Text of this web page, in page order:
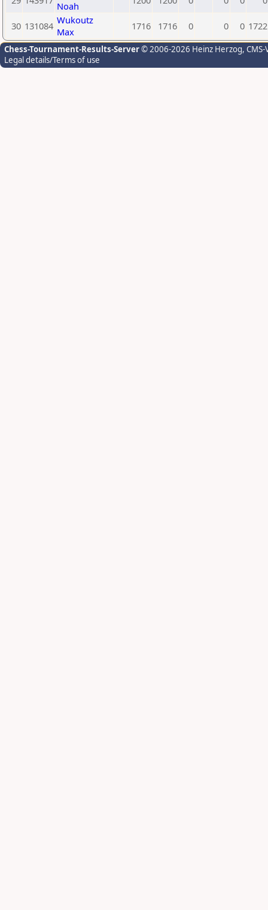
Noah
30 131084 Wukoutz
Max
1716 1716 0 0 0 1722
Chess-Tournament-Results-Server© 2006-2026 Heinz Herzog,
Legal details/Terms of use